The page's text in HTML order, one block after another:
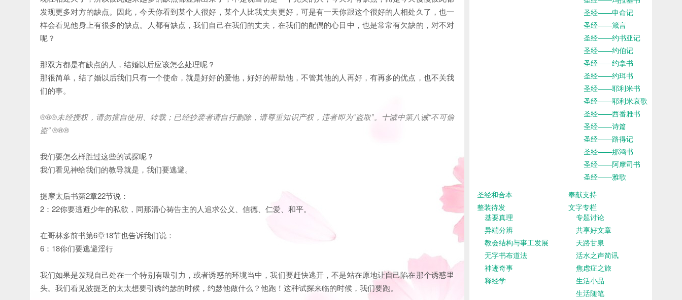
发现更多对方的缺点。因此，今天你看到某个人很好，某个人比我丈夫更好，可是有一天你跟这个很好的人相处久了，也一
样会看见他身上有很多的缺点。人都有缺点，我们自己在我们的丈夫，在我们的配偶的心目中，也是常常有欠缺的，对不对
呢？
那双方都是有缺点的人，结婚以后应该怎么处理呢？
那很简单，结了婚以后我们只有一个使命，就是好好的爱他，好好的帮助他，不管其他的人再好，有再多的优点，也不关我
们的事。
®®®未经授权，请勿擅自使用、转载；已经抄袭者请自行删除，请尊重知识产权，违者即为“盗取”。十诫中第八诫“不可偷
盗” ®®®
我们要怎么样胜过这些的试探呢？
我们看见神给我们的教导就是，我们要逃避。
提摩太后书第2章22节说：
2：22你要逃避少年的私欲，同那清心祷告主的人追求公义、信德、仁爱、和平。
在哥林多前书第6章18节也告诉我们说：
6：18你们要逃避淫行
我们如果是发现自己处在一个特别有吸引力，或者诱惑的环境当中，我们要赶快逃开，不是站在原地让自己陷在那个诱惑里
头。我们看见波提乏的太太想要引诱约瑟的时候，约瑟他做什么？他跑！这种试探来临的时候，我们要跑。
圣经——申命记
圣经——箴言
圣经——约书亚记
圣经——约伯记
圣经——约拿书
圣经——约珥书
圣经——耶利米书
圣经——耶利米哀歌
圣经——西番雅书
圣经——诗篇
圣经——路得记
圣经——那鸿书
圣经——阿摩司书
圣经——雅歌
圣经和合本
奉献支持
整装待发
基要真理
异端分辨
教会结构与事工发展
无字书布道法
神迹奇事
释经学
文字专栏
专题讨论
共享好文章
天路甘泉
活水之声简讯
焦虑症之旅
生活小品
生活随笔